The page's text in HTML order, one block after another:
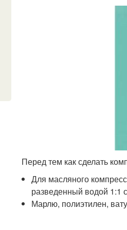
Перед тем как сделать
Для масляного
разведенный водой 1:1
Марлю, полиэтилен,